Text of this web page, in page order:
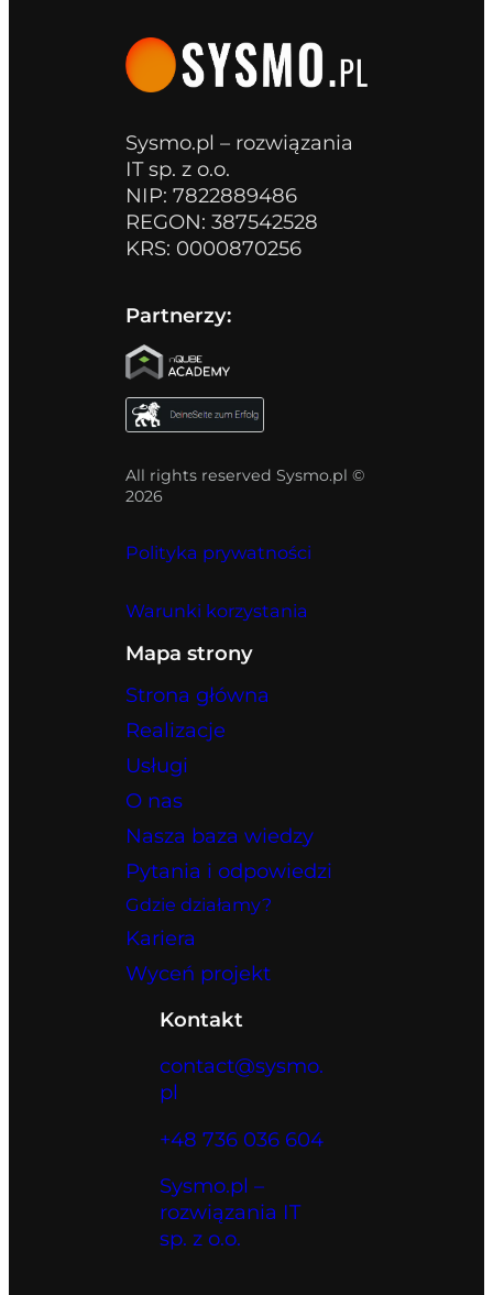
Sysmo.pl – rozwiązania
IT sp. z o.o.
NIP: 7822889486
REGON: 387542528
KRS: 0000870256
Partnerzy:
All rights reserved Sysmo.pl ©
2026
Polityka prywatności
Warunki korzystania
Mapa strony
Strona główna
Realizacje
Usługi
O nas
Nasza baza wiedzy
Pytania i odpowiedzi
Gdzie działamy?
Kariera
Wyceń projekt
Kontakt
contact@sysmo.
pl
+48 736 036 604
Sysmo.pl –
rozwiązania IT
sp. z o.o.